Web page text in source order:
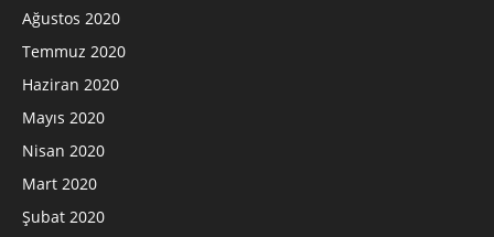
Ağustos 2020
Temmuz 2020
Haziran 2020
Mayıs 2020
Nisan 2020
Mart 2020
Şubat 2020